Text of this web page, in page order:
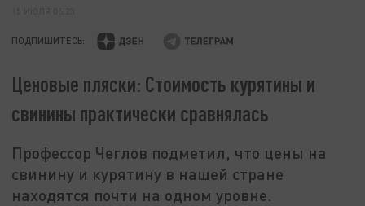
ПОДПИШИТЕСЬ:
Ценовые пляски: Стоимость курятины и
свинины практически сравнялась
Профессор Чеглов подметил, что цены на
свинину и курятину в нашей стране
находятся почти на одном уровне.